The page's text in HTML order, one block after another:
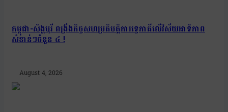
កម្ពុជា-សិង្ហបុរី ពង្រឹងកិច្ចសហប្រតិបត្តិការទ្វេភាគីលើវិស័យអាទិភាព
សំខាន់ៗចំនួន ៤ !
August 4, 2026